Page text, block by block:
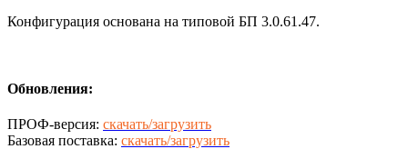
Конфигурация основана на типовой БП 3.0.61.47.
Обновления:
ПРОФ-версия: скачать/загрузить
Базовая поставка: скачать/загрузить